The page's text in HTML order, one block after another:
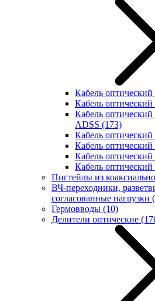
Кабель
Кабель оптический
Кабель
ADSS (173)
Кабель
Кабель
Кабель
Кабель оптический
Пигтейлы из
ВЧ-переходники,
согласованные нагрузки
Гермовводы (10)
Делители оптические